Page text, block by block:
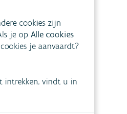
cookies zijn
je op Alle cookies
je aanvaardt?
intrekken, vindt u in